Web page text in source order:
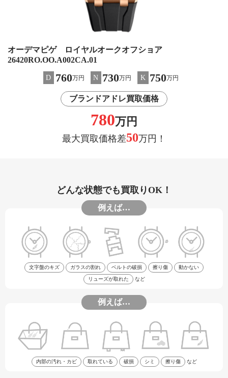
オーデマピゲ ロイヤルオークオフショア
26420RO.OO.A002CA.01
D 760万円 N 730万円 K 750万円
ブランドアドレ買取価格
780万円
最大買取価格差50万円！
どんな状態でも買取りOK！
例えば…
文字盤のキズ ガラスの割れ ベルトの破損 擦り傷 動かない
リューズが取れた など
例えば…
内部の汚れ・カビ 取れている 破損 シミ 擦り傷 など